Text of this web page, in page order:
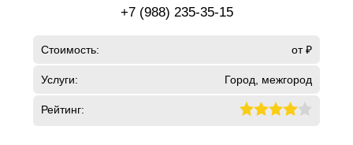
+7 (988) 235-35-15
Стоимость: от ₽
Услуги: Город, межгород
Рейтинг: